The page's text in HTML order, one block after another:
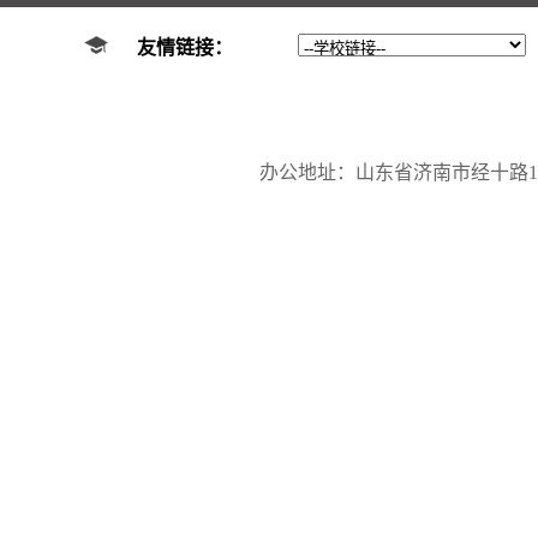
友情链接：
办公地址：山东省济南市经十路